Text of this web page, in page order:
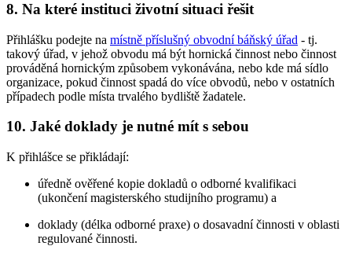
8. Na které instituci životní situaci řešit
Přihlášku podejte na místně příslušný obvodní báňský úřad - tj.
takový úřad, v jehož obvodu má být hornická činnost nebo činnost
prováděná hornickým způsobem vykonávána, nebo kde má sídlo
organizace, pokud činnost spadá do více obvodů, nebo v ostatních
případech podle místa trvalého bydliště žadatele.
10. Jaké doklady je nutné mít s sebou
K přihlášce se přikládají:
úředně ověřené kopie dokladů o odborné kvalifikaci
(ukončení magisterského studijního programu) a
doklady (délka odborné praxe) o dosavadní činnosti v oblasti
regulované činnosti.